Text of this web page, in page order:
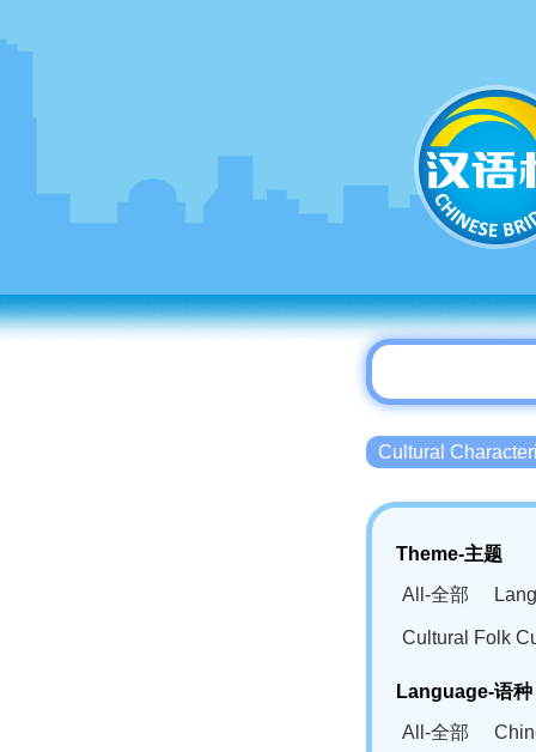
Cultural
Theme-主题
All-全部
Cultural Folk
Language-语种
All-全部